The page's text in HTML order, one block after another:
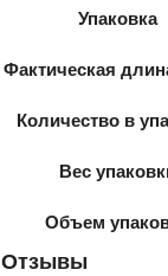
Упаковка
Фактическая
Количество в
Вес
Объем
Отзывы